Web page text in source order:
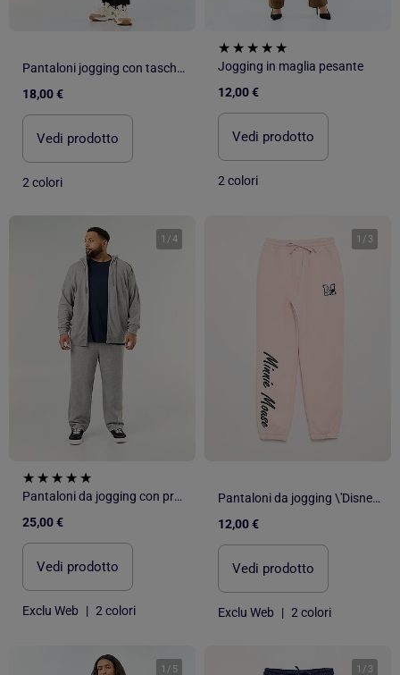
Pantaloni jogging con tasche con zip
18,00 €
Vedi prodotto
2 colori
Jogging in maglia pesante
12,00 €
Vedi prodotto
2 colori
1 /4
Pantaloni da jogging con profili a contrasto
25,00 €
Vedi prodotto
Exclu Web | 2 colori
1 / 3
Pantaloni da jogging \'Disney\' \'Minnie\'
12,00 €
Vedi prodotto
Exclu Web | 2 colori
1 / 5 1 / 3